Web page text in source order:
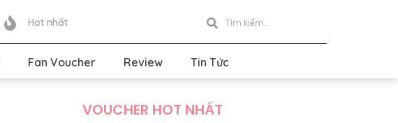
Hot nhất
Fan Voucher Review Tin Tức
VOUCHER HOT NHẤT